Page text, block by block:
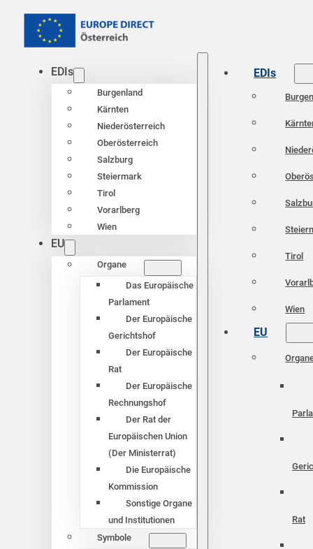
EDIs
Burgenland
Kärnten
Niederösterreich
Oberösterreich
Salzburg
Steiermark
Tirol
Vorarlberg
Wien
EU
Organe
Das Europäische
Parlament
Der Europäische
Gerichtshof
Der Europäische
Rat
Der Europäische
Rechnungshof
Der Rat der
Europäischen Union
(Der Ministerrat)
Die Europäische
Kommission
Sonstige Organe
und Institutionen
Symbole
EDIs
Tirol
Wien
EU
Rat